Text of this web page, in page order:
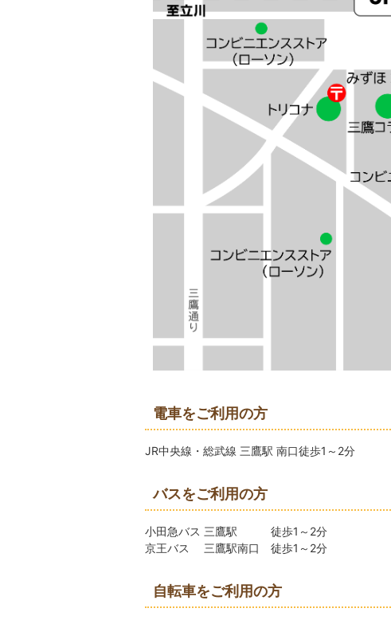
電車をご利用の方
JR中央線・総武線 三鷹駅 南口徒歩1～2分
バスをご利用の方
小田急バス 三鷹駅 徒歩1～2分
京王バス 三鷹駅南口 徒歩1～2分
自転車をご利用の方